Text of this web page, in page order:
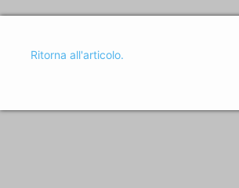
Ritorna all'articolo.